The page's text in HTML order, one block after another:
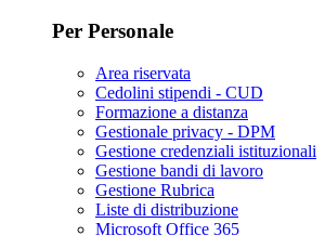
Per Personale
Area riservata
Cedolini stipendi - CUD
Formazione a distanza
Gestionale privacy - DPM
Gestione credenziali istituzionali
Gestione bandi di lavoro
Gestione Rubrica
Liste di distribuzione
Microsoft Office 365